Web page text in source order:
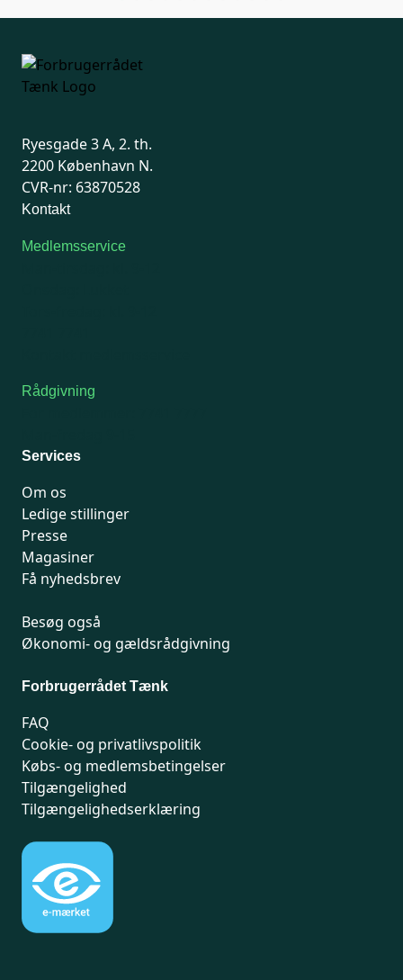
Ryesgade 3 A, 2. th.
2200 København N.
CVR-nr: 63870528
Kontakt
Medlemsservice
Rådgivning
Services
Om os
Ledige stillinger
Presse
Magasiner
Få nyhedsbrev
Besøg også
Økonomi- og gældsrådgivning
Forbrugerrådet Tænk
FAQ
Cookie- og privatlivspolitik
Købs- og medlemsbetingelser
Tilgængelighed
Tilgængelighedserklæring